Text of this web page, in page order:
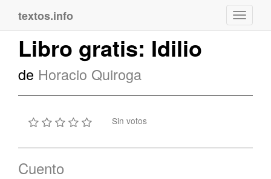
textos.info
Libro gratis: Idilio
de Horacio Quiroga
Sin votos
Cuento